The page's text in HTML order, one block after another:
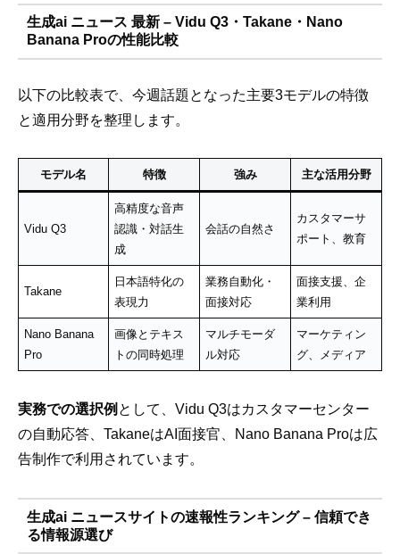
生成ai ニュース 最新 – Vidu Q3・Takane・Nano
Banana Proの性能比較
以下の比較表で、今週話題となった主要3モデルの特徴
と適用分野を整理します。
モデル名 特徴 強み 主な活用分野
Vidu Q3
高精度な音声
認識・対話生
成
会話の自然さ
カスタマーサ
ポート、教育
Takane
日本語特化の
表現力
業務自動化・
面接対応
面接支援、企
業利用
Nano Banana
Pro
画像とテキス
トの同時処理
マルチモーダ
ル対応
マーケティン
グ、メディア
実務での選択例 として、Vidu Q3はカスタマーセンター
の自動応答、TakaneはAI面接官、Nano Banana Proは広
告制作で利用されています。
生成ai ニュースサイトの速報性ランキング – 信頼でき
る情報源選び